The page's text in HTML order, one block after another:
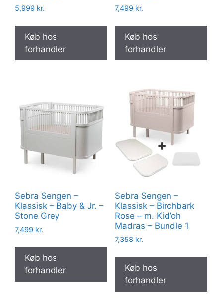
5,999 kr.
Køb hos
forhandler
7,499 kr.
Køb hos
forhandler
Sebra Sengen –
Klassisk – Baby & Jr. –
Stone Grey
7,499 kr.
Køb hos
forhandler
Sebra Sengen –
Klassisk – Birchbark
Rose – m. Kid’oh
Madras – Bundle 1
7,358 kr.
Køb hos
forhandler